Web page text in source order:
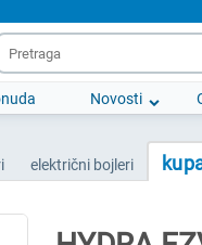
Novosti
električni bojleri